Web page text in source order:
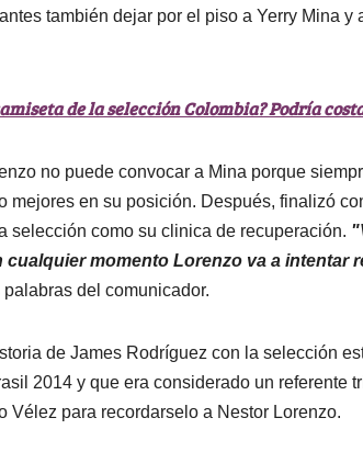
también dejar por el piso a Yerry Mina y
de la selección Colombia? Podría
no puede convocar a Mina porque
mejores en su posición. Después, finalizó
selección como su clinica de recuperación.
momento Lorenzo va a intentar
del comunicador.
de James Rodríguez con la selección
2014 y que era considerado un referente
Vélez para recordarselo a Nestor Lorenzo.